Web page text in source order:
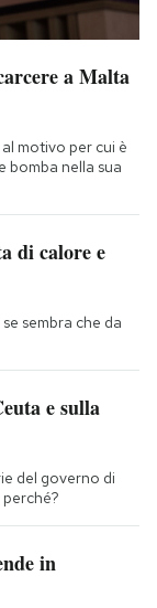
a Malta
motivo per cui è
bomba nella sua
di calore e
sembra che da
e sulla
del governo di
in